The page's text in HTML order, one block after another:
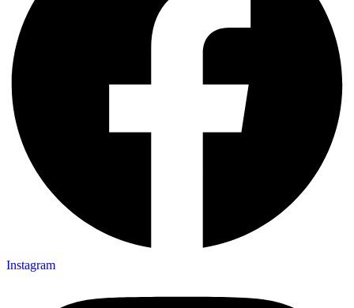
Instagram